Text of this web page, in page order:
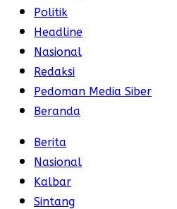
Politik
Headline
Nasional
Redaksi
Pedoman Media Siber
Beranda
Berita
Nasional
Kalbar
Sintang